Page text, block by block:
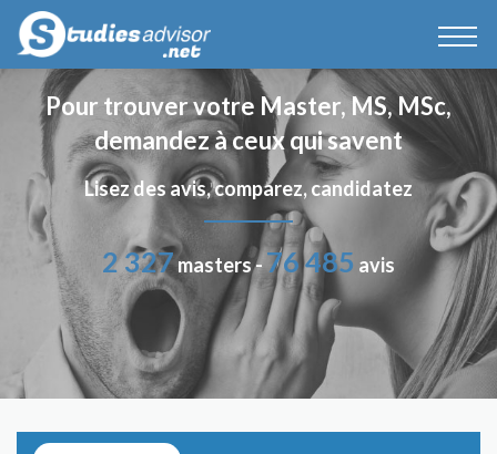
Pour trouver votre Master, MS, MSc,
demandez à ceux qui savent
Lisez des avis, comparez, candidatez
2 327masters -76 485 avis